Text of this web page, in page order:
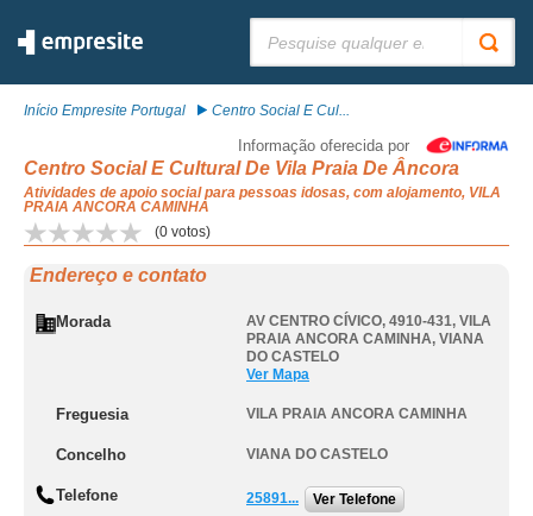
Início Empresite Portugal Centro Social E Cul...
Informação oferecida por
Centro Social E Cultural De Vila Praia De Âncora
Atividades de apoio social para pessoas idosas, com alojamento, VILA
PRAIA ANCORA CAMINHA
(0 votos)
Endereço e contato
Morada AV CENTRO CÍVICO, 4910-431, VILA
PRAIA ANCORA CAMINHA, VIANA
DO CASTELO
Ver Mapa
Freguesia VILA PRAIA ANCORA CAMINHA
Concelho VIANA DO CASTELO
Telefone 25891... Ver Telefone